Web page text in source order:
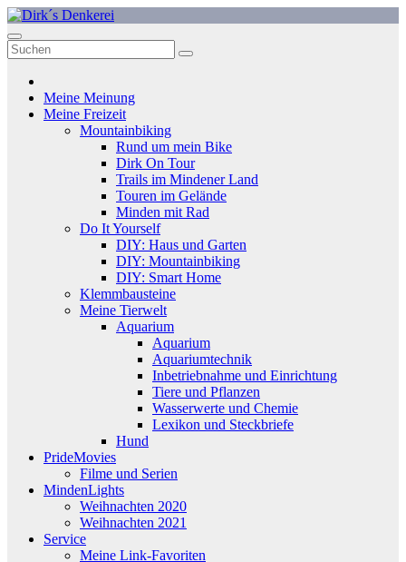
Zum
Inhalt
springen
Dirk´s Denkerei
Denken ist Glückssache
Meine Meinung
Meine Freizeit
Mountainbiking
Rund um mein Bike
Dirk On Tour
Trails im Mindener Land
Touren im Gelände
Minden mit Rad
Do It Yourself
DIY: Haus und Garten
DIY: Mountainbiking
DIY: Smart Home
Klemmbausteine
Meine Tierwelt
Aquarium
Aquarium
Aquariumtechnik
Inbetriebnahme und Einrichtung
Tiere und Pflanzen
Wasserwerte und Chemie
Lexikon und Steckbriefe
Hund
PrideMovies
Filme und Serien
MindenLights
Weihnachten 2020
Weihnachten 2021
Service
Meine Link-Favoriten